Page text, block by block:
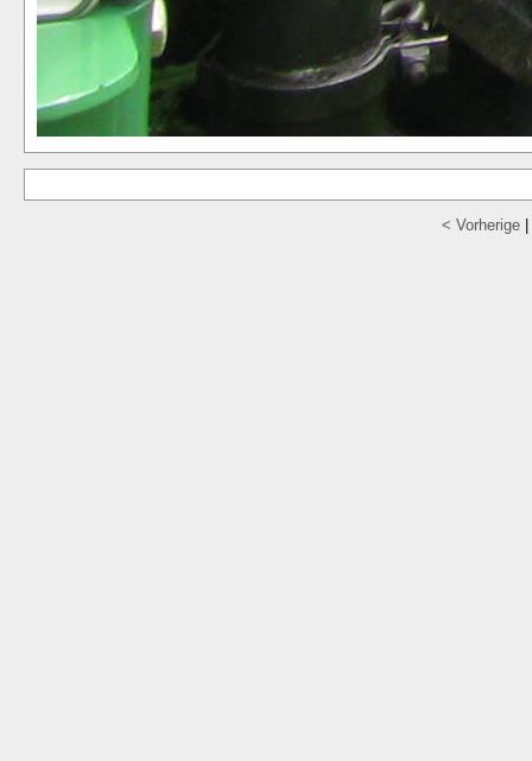
< Vorherige |